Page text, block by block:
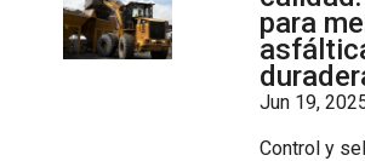
para
Jun 19,
Control y